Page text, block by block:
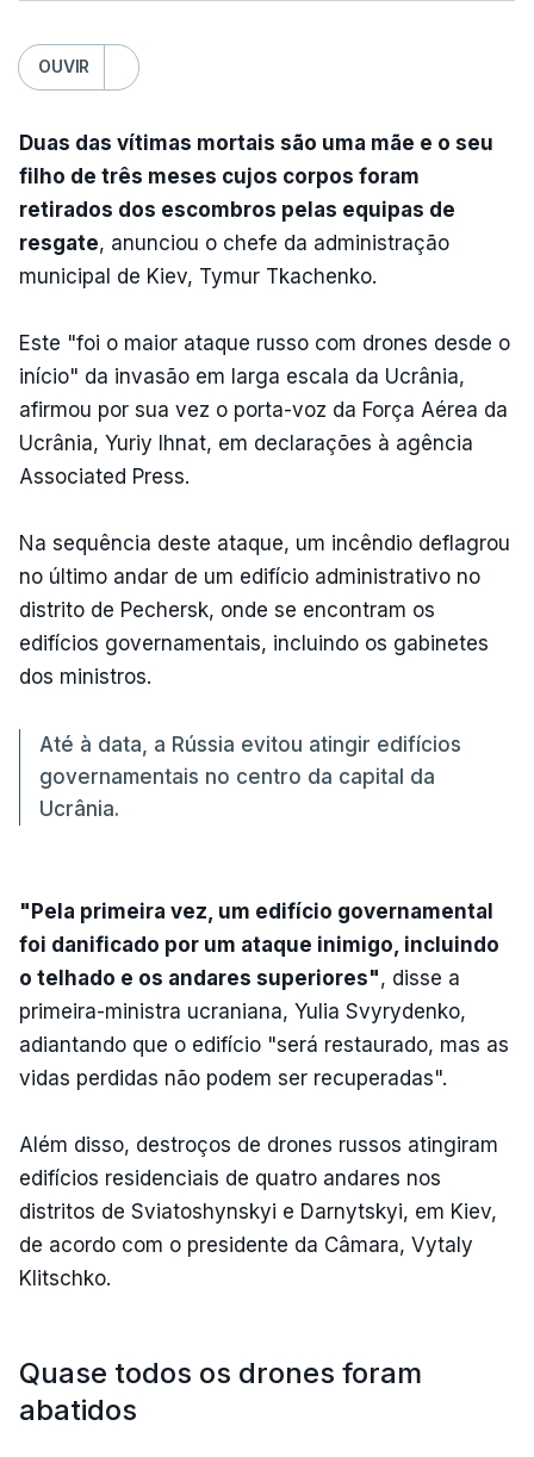
OUVIR
Duas das vítimas mortais são uma mãe e o seu
filho de três meses cujos corpos foram
retirados dos escombros pelas equipas de
resgate, anunciou o chefe da administração
municipal de Kiev, Tymur Tkachenko.
Este "foi o maior ataque russo com drones desde o
início" da invasão em larga escala da Ucrânia,
afirmou por sua vez o porta-voz da Força Aérea da
Ucrânia, Yuriy Ihnat, em declarações à agência
Associated Press.
Na sequência deste ataque, um incêndio deflagrou
no último andar de um edifício administrativo no
distrito de Pechersk, onde se encontram os
edifícios governamentais, incluindo os gabinetes
dos ministros.
Até à data, a Rússia evitou atingir edifícios
governamentais no centro da capital da
Ucrânia.
"Pela primeira vez, um edifício governamental
foi danificado por um ataque inimigo, incluindo
o telhado e os andares superiores", disse a
primeira-ministra ucraniana, Yulia Svyrydenko,
adiantando que o edifício "será restaurado, mas as
vidas perdidas não podem ser recuperadas".
Além disso, destroços de drones russos atingiram
edifícios residenciais de quatro andares nos
distritos de Sviatoshynskyi e Darnytskyi, em Kiev,
de acordo com o presidente da Câmara, Vytaly
Klitschko.
Quase todos os drones foram
abatidos